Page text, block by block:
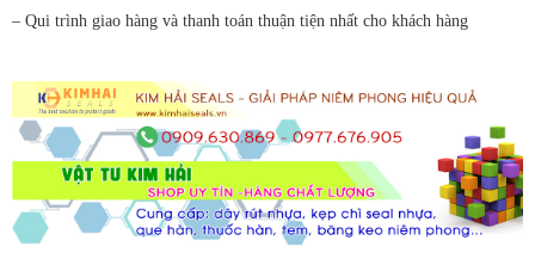
– Qui trình giao hàng và thanh toán thuận tiện nhất cho khách hàng